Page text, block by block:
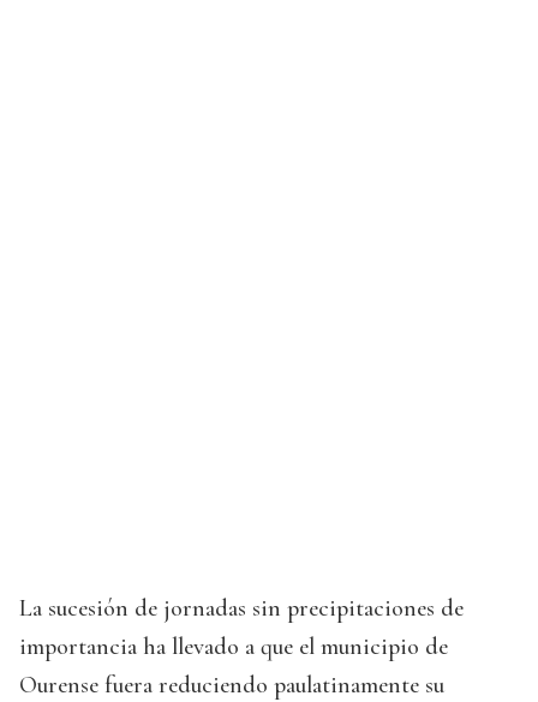
La sucesión de jornadas sin precipitaciones de
importancia ha llevado a que el municipio de
Ourense fuera reduciendo paulatinamente su